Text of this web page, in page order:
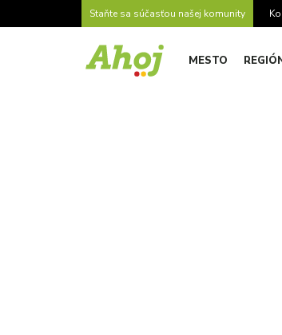
Staňte sa súčasťou našej komunity
MESTO